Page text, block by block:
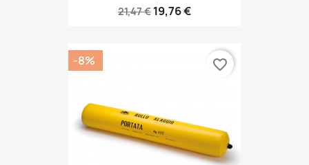
21,47 € 19,76 €
-8% favorite_border